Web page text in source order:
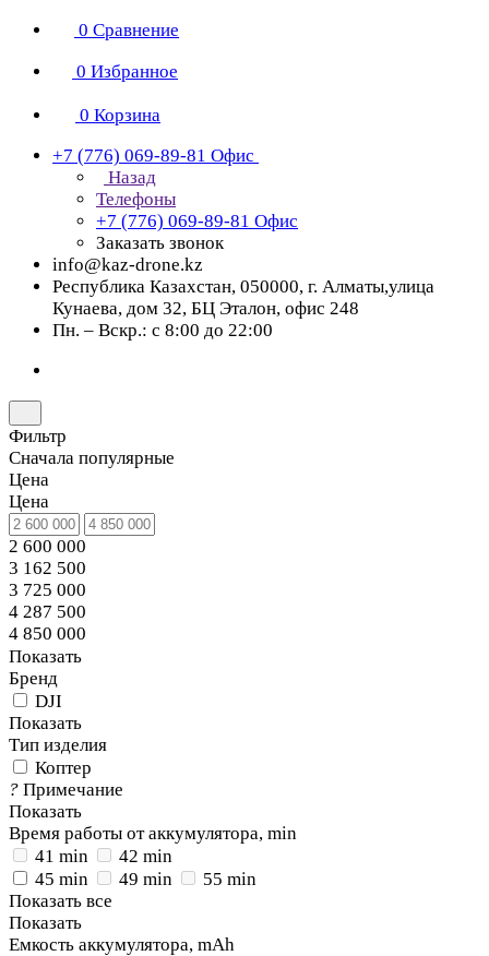
0 Сравнение
0 Избранное
0 Корзина
+7 (776) 069-89-81 Офис
Назад
Телефоны
+7 (776) 069-89-81 Офис
Заказать звонок
info@kaz-drone.kz
Республика Казахстан, 050000, г. Алматы,улица
Кунаева, дом 32, БЦ Эталон, офис 248
Пн. – Вскр.: с 8:00 до 22:00
Фильтр
Сначала популярные
Цена
Цена
2 600 000
3 162 500
3 725 000
4 287 500
4 850 000
Показать
Бренд
DJI
Показать
Тип изделия
Коптер
? Примечание
Показать
Время работы от аккумулятора, min
41 min
42 min
45 min
49 min
55 min
Показать все
Показать
Емкость аккумулятора, mAh